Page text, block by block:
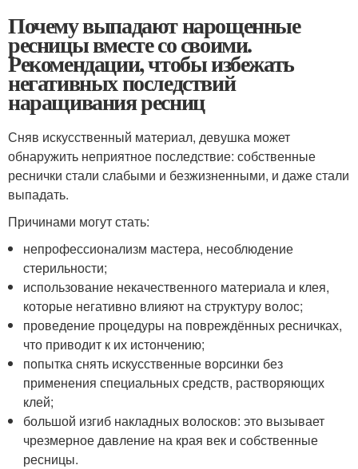
Почему выпадают нарощенные
ресницы вместе со своими.
Рекомендации, чтобы избежать
негативных последствий
наращивания ресниц
Сняв искусственный материал, девушка может
обнаружить неприятное последствие: собственные
реснички стали слабыми и безжизненными, и даже стали
выпадать.
Причинами могут стать:
непрофессионализм мастера, несоблюдение
стерильности;
использование некачественного материала и клея,
которые негативно влияют на структуру волос;
проведение процедуры на повреждённых ресничках,
что приводит к их истончению;
попытка снять искусственные ворсинки без
применения специальных средств, растворяющих
клей;
большой изгиб накладных волосков: это вызывает
чрезмерное давление на края век и собственные
ресницы.